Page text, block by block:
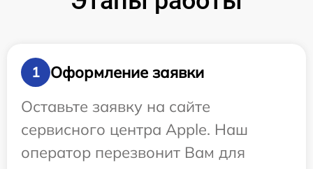
1
Оформление заявки
Оставьте заявку на сайте
сервисного центра Apple. Наш
оператор перезвонит Вам для